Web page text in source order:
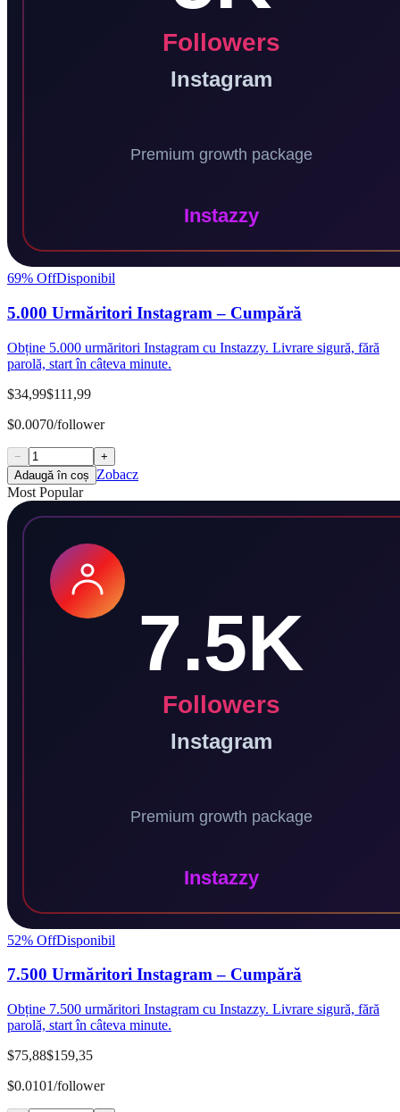
69% OffDisponibil
5.000 Urmăritori Instagram – Cumpără
Obține 5.000 urmăritori Instagram cu Instazzy. Livrare sigură, fără
parolă, start în câteva minute.
$34,99$111,99
$0.0070/follower
−
+
Adaugă în coș
Zobacz
Most Popular
52% OffDisponibil
7.500 Urmăritori Instagram – Cumpără
Obține 7.500 urmăritori Instagram cu Instazzy. Livrare sigură, fără
parolă, start în câteva minute.
$75,88$159,35
$0.0101/follower